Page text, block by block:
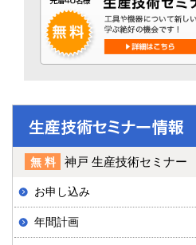
無料 神戸 生産技術セミナー
お申し込み
年間計画